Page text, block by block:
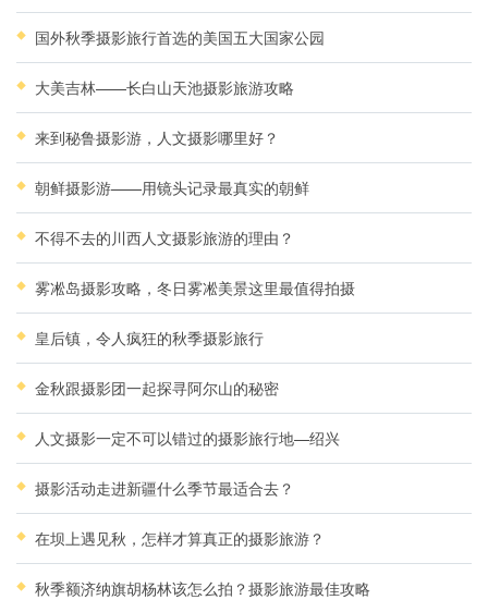
国外秋季摄影旅行首选的美国五大国家公园
大美吉林——长白山天池摄影旅游攻略
来到秘鲁摄影游，人文摄影哪里好？
朝鲜摄影游——用镜头记录最真实的朝鲜
不得不去的川西人文摄影旅游的理由？
雾凇岛摄影攻略，冬日雾凇美景这里最值得拍摄
皇后镇，令人疯狂的秋季摄影旅行
金秋跟摄影团一起探寻阿尔山的秘密
人文摄影一定不可以错过的摄影旅行地—绍兴
摄影活动走进新疆什么季节最适合去？
在坝上遇见秋，怎样才算真正的摄影旅游？
秋季额济纳旗胡杨林该怎么拍？摄影旅游最佳攻略